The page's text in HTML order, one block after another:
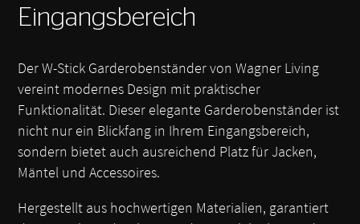
Eingangsbereich
Der W-Stick Garderobenständer von Wagner Living
vereint modernes Design mit praktischer
Funktionalität. Dieser elegante Garderobenständer ist
nicht nur ein Blickfang in Ihrem Eingangsbereich,
sondern bietet auch ausreichend Platz für Jacken,
Mäntel und Accessoires.
Hergestellt aus hochwertigen Materialien, garantiert